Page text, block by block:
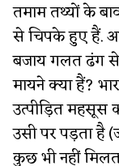
तमाम तथ्यों के
से चिपके हुए हैं.
बजाय गलत ढंग
मायने क्या हैं?
उत्पीड़ित महसूस
उसी पर पड़ता
कुछ भी नहीं